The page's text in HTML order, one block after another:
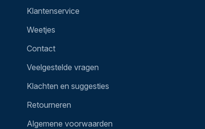
Klantenservice
Weetjes
Contact
Veelgestelde vragen
Klachten en suggesties
Retourneren
Algemene voorwaarden